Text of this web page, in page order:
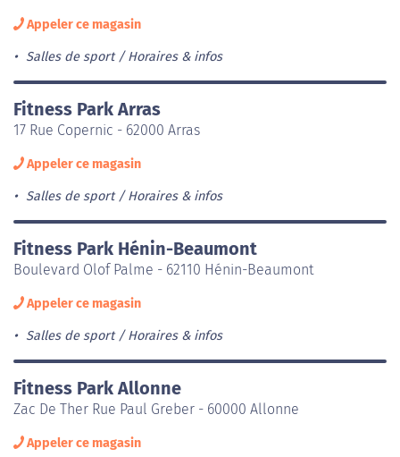
Appeler ce magasin
Salles de sport Horaires & infos
Fitness Park Arras
17 Rue Copernic - 62000 Arras
Appeler ce magasin
Salles de sport Horaires & infos
Fitness Park Hénin-Beaumont
Boulevard Olof Palme - 62110 Hénin-Beaumont
Appeler ce magasin
Salles de sport Horaires & infos
Fitness Park Allonne
Zac De Ther Rue Paul Greber - 60000 Allonne
Appeler ce magasin